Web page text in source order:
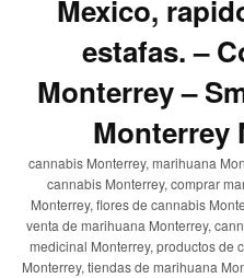
Mexico,
estafas. –
Monterrey –
Monterrey
cannabis Monterrey, marihuana
cannabis Monterrey, comprar
Monterrey, flores de cannabis
venta de marihuana Monterrey,
medicinal Monterrey, productos de
Monterrey, tiendas de marihuana